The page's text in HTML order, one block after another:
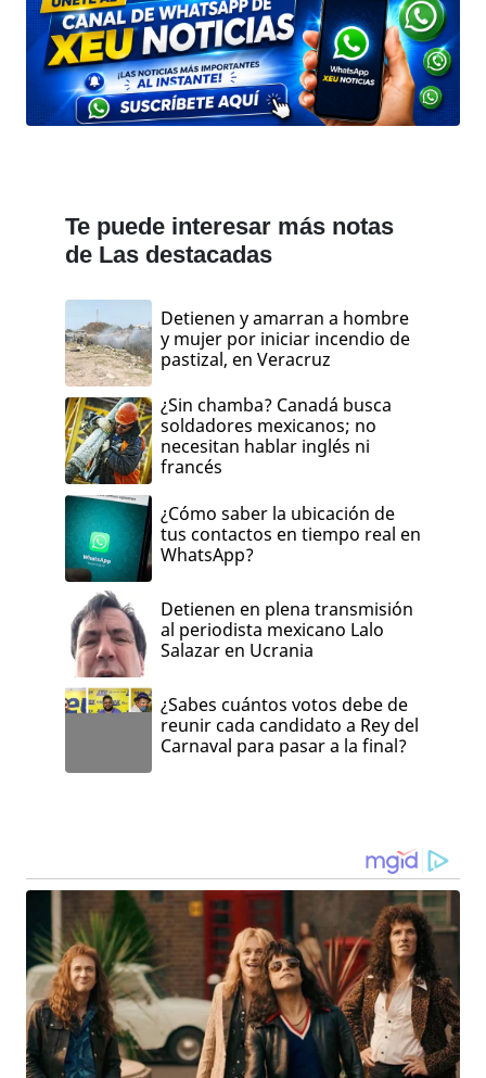
Te puede interesar más notas
de Las destacadas
Detienen y amarran a hombre
y mujer por iniciar incendio de
pastizal, en Veracruz
¿Sin chamba? Canadá busca
soldadores mexicanos; no
necesitan hablar inglés ni
francés
¿Cómo saber la ubicación de
tus contactos en tiempo real en
WhatsApp?
Detienen en plena transmisión
al periodista mexicano Lalo
Salazar en Ucrania
¿Sabes cuántos votos debe de
reunir cada candidato a Rey del
Carnaval para pasar a la final?